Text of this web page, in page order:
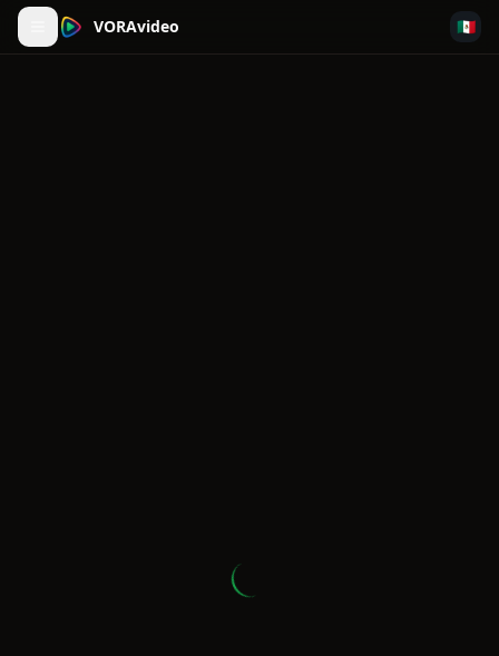
VORAvideo 🇲🇽